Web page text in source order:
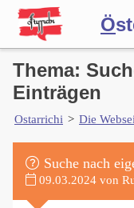
Ö
Forum
Blog
Thema:
Einträgen
Ostarrichi > Die
Suche nach
09.03.2024 von